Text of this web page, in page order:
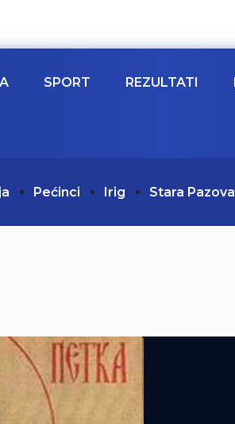
SPORT REZULTATI
Pećinci Irig Stara Pazova